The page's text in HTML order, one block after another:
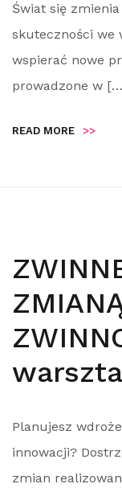
Świat się
skuteczności we
wspierać nowe
prowadzone w
READ MORE >>
Planujesz
innowacji?
zmian